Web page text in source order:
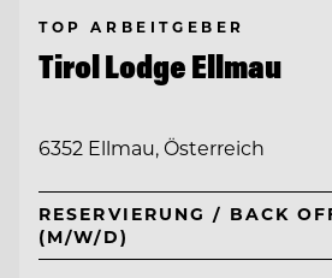
TOP ARBEITGEBER
Tirol Lodge Ellmau
6352 Ellmau, Österreich
RESERVIERUNG / BACK
(M/W/D)